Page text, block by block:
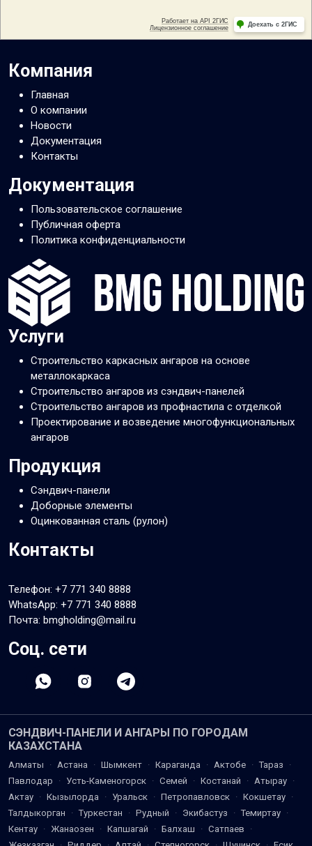
Компания
Главная
О компании
Новости
Документация
Контакты
Документация
Пользовательское соглашение
Публичная оферта
Политика конфиденциальности
Услуги
Строительство каркасных ангаров на основе
металлокаркаса
Строительство ангаров из сэндвич-панелей
Строительство ангаров из профнастила с отделкой
Проектирование и возведение многофункциональных
ангаров
Продукция
Сэндвич-панели
Доборные элементы
Оцинкованная сталь (рулон)
Контакты
Телефон: +7 771 340 8888
WhatsApp: +7 771 340 8888
Почта: bmgholding@mail.ru
Соц. сети
СЭНДВИЧ-ПАНЕЛИ И АНГАРЫ ПО ГОРОДАМ
КАЗАХСТАНА
Алматы · Астана · Шымкент · Караганда · Актобе · Тараз
·
Павлодар
· Усть-Каменогорск · Семей · Костанай · Атырау ·
Актау · Кызылорда · Уральск · Петропавловск · Кокшетау ·
Талдыкорган
· Туркестан · Рудный · Экибастуз · Темиртау ·
Кентау · Жанаозен · Капшагай · Балхаш · Сатпаев
·